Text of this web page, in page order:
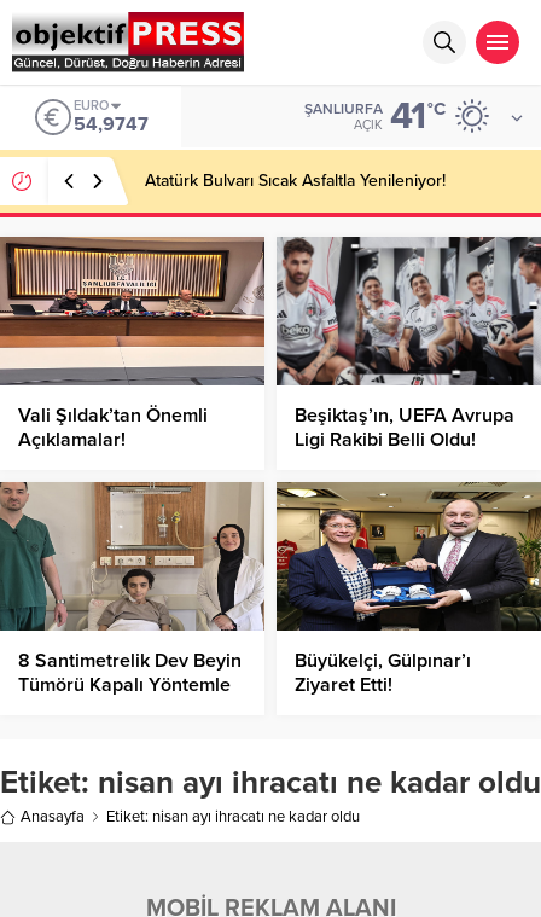
EURO
54,9747
ŞANLIURFA
AÇIK 41°C
Atatürk Bulvarı Sıcak Asfaltla Yenileniyor!
Vali Şıldak’tan Önemli
Açıklamalar!
Beşiktaş’ın, UEFA Avrupa
Ligi Rakibi Belli Oldu!
8 Santimetrelik Dev Beyin
Tümörü Kapalı Yöntemle
Büyükelçi, Gülpınar’ı
Ziyaret Etti!
Etiket: nisan ayı ihracatı ne kadar oldu
Anasayfa Etiket: nisan ayı ihracatı ne kadar oldu
MOBİL REKLAM ALANI